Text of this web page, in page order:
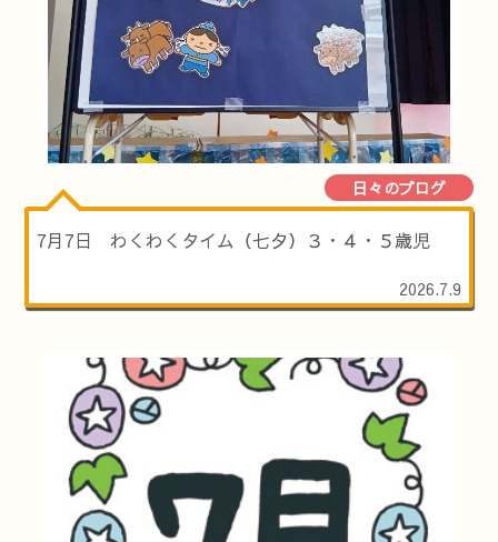
日々のブログ
7月7日 わくわくタイム（七夕）３・４・５歳児
2026.7.9